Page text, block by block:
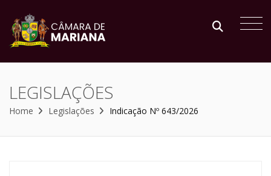
LEGISLAÇÕES
Home Legislações Indicação Nº 643/2026